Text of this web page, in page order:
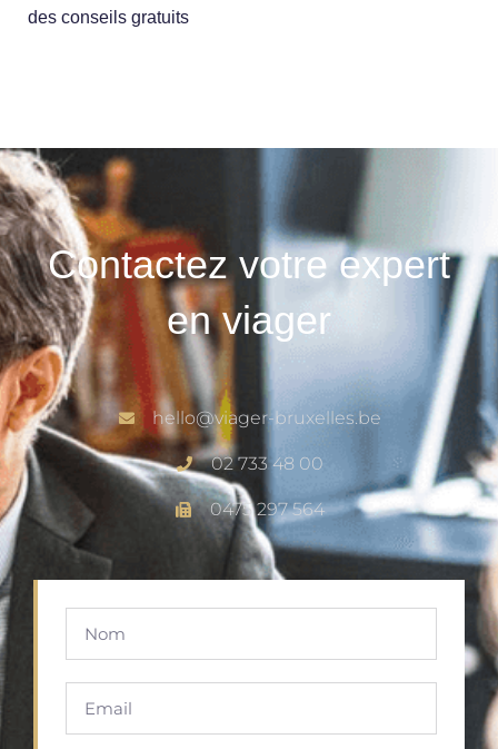
des conseils gratuits
Contactez votre expert
en viager
hello@viager-bruxelles.be
02 733 48 00
0475 297 564